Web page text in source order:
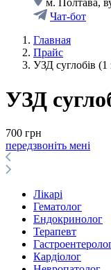
м. Полтава,
Чат-бот
Главная
Прайс
УЗД суглобiв (1
УЗД
700 грн
передзвоніть мені
Лікарі
Гематолог
Ендокринолог
Терапевт
Кардіолог